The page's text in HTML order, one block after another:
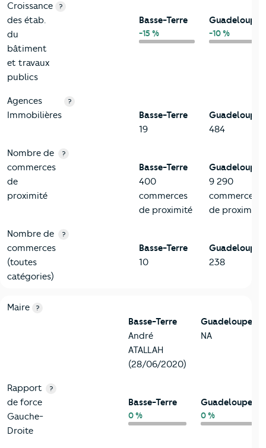
Croissance
des étab.
du
bâtiment
et travaux
publics
?
Basse-Terre
-15 %
Guadeloupe
-10 %
Agences
Immobilières
?
Basse-Terre
19
Guadeloupe
484
Nombre de
commerces
de
proximité
?
Basse-Terre
400
commerces
de proximité
Guadeloupe
9 290
commerces
de proximité
Nombre de
commerces
(toutes
catégories)
?
Basse-Terre
10
Guadeloupe
238
6-Politique
Critères
Maire ?
Basse-Terre
André
ATALLAH
(28/06/2020)
Guadeloupe
NA
Rapport
de force
Gauche-
Droite
?
Basse-Terre
0 %
Guadeloupe
0 %